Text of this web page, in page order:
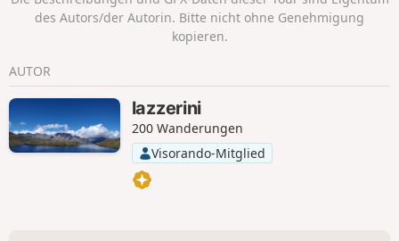
des Autors/der Autorin. Bitte nicht ohne Genehmigung
kopieren.
AUTOR
lazzerini
200 Wanderungen
Visorando-Mitglied